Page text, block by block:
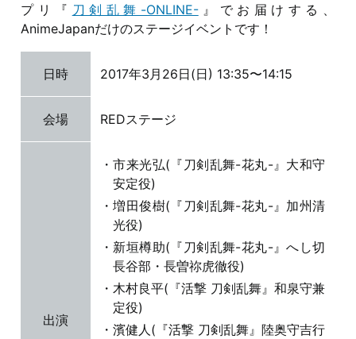
プリ『 刀剣乱舞-ONLINE-』でお届けする、
AnimeJapanだけのステージイベントです！
日時 2017年3月26日(日) 13:35〜14:15
会場 REDステージ
出演
市来光弘(『刀剣乱舞-花丸-』大和守
安定役)
増田俊樹(『刀剣乱舞-花丸-』加州清
光役)
新垣樽助(『刀剣乱舞-花丸-』へし切
長谷部・長曽祢虎徹役)
木村良平(『活撃 刀剣乱舞』和泉守兼
定役)
濱健人(『活撃 刀剣乱舞』陸奥守吉行